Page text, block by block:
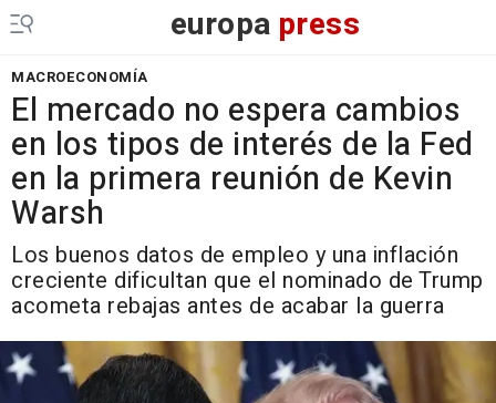
europa press
MACROECONOMÍA
El mercado no espera cambios
en los tipos de interés de la Fed
en la primera reunión de Kevin
Warsh
Los buenos datos de empleo y una inflación
creciente dificultan que el nominado de Trump
acometa rebajas antes de acabar la guerra